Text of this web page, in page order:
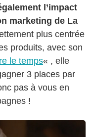
l’impact
marketing de La
plus centrée
produits, avec son
le temps« , elle
3 places par
pas à vous en
!